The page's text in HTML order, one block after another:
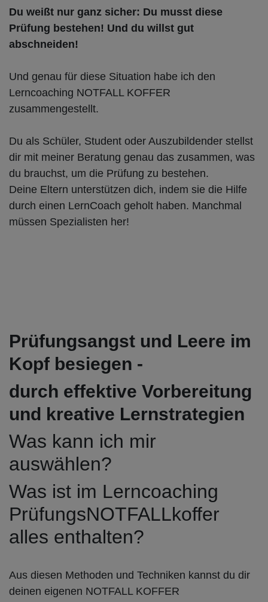
Du weißt nur ganz sicher: Du musst diese
Prüfung bestehen! Und du willst gut
abschneiden!
Und genau für diese Situation habe ich den
Lerncoaching NOTFALL KOFFER
zusammengestellt.
Du als Schüler, Student oder Auszubildender stellst
dir mit meiner Beratung genau das zusammen, was
du brauchst, um die Prüfung zu bestehen.
Deine Eltern unterstützen dich, indem sie die Hilfe
durch einen LernCoach geholt haben. Manchmal
müssen Spezialisten her!
Prüfungsangst und Leere im
Kopf besiegen -
durch effektive Vorbereitung
und kreative Lernstrategien
Was kann ich mir
auswählen?
Was ist im Lerncoaching
PrüfungsNOTFALLkoffer
alles enthalten?
Aus diesen Methoden und Techniken kannst du dir
deinen eigenen NOTFALL KOFFER